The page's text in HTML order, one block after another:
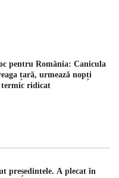
pentru România: Canicula
țară, urmează nopți
termic ridicat
președintele. A plecat în